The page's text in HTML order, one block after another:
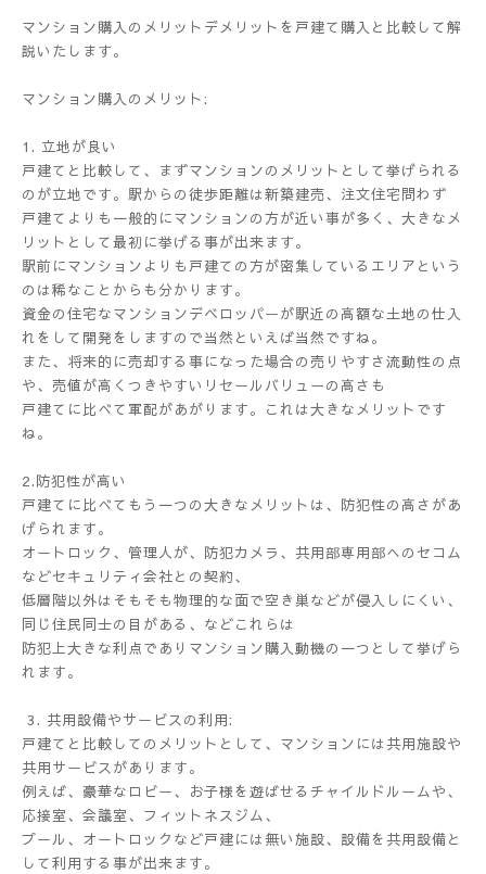
マンション購入のメリットデメリットを戸建て購入と比較して解
説いたします。
マンション購入のメリット:
1. 立地が良い
戸建てと比較して、まずマンションのメリットとして挙げられる
のが立地です。駅からの徒歩距離は新築建売、注文住宅問わず
戸建てよりも一般的にマンションの方が近い事が多く、大きなメ
リットとして最初に挙げる事が出来ます。
駅前にマンションよりも戸建ての方が密集しているエリアという
のは稀なことからも分かります。
資金の住宅なマンションデベロッパーが駅近の高額な土地の仕入
れをして開発をしますので当然といえば当然ですね。
また、将来的に売却する事になった場合の売りやすさ流動性の点
や、売値が高くつきやすいリセールバリューの高さも
戸建てに比べて軍配があがります。これは大きなメリットです
ね。
2.防犯性が高い
戸建てに比べてもう一つの大きなメリットは、防犯性の高さがあ
げられます。
オートロック、管理人が、防犯カメラ、共用部専用部へのセコム
などセキュリティ会社との契約、
低層階以外はそもそも物理的な面で空き巣などが侵入しにくい、
同じ住民同士の目がある、などこれらは
防犯上大きな利点でありマンション購入動機の一つとして挙げら
れます。
3. 共用設備やサービスの利用:
戸建てと比較してのメリットとして、マンションには共用施設や
共用サービスがあります。
例えば、豪華なロビー、お子様を遊ばせるチャイルドルームや、
応接室、会議室、フィットネスジム、
プール、オートロックなど戸建には無い施設、設備を共用設備と
して利用する事が出来ます。